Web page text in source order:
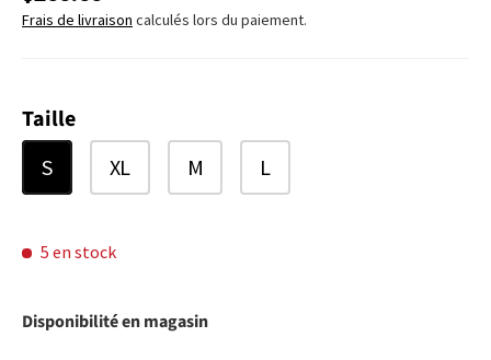
Frais de livraison calculés lors du paiement.
Taille
S XL M L
5 en stock
Disponibilité en magasin